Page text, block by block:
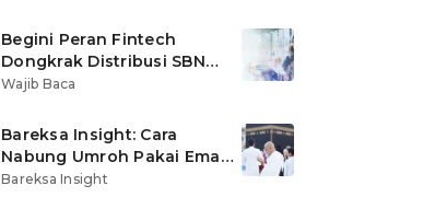
Begini Peran Fintech
Dongkrak Distribusi SBN
Ritel
Wajib Baca
Bareksa Insight: Cara
Nabung Umroh Pakai Emas
Digital agar Nilainya
Bareksa Insight